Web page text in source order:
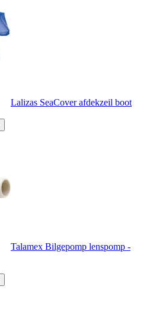
Lalizas SeaCover afdekzeil boot
Talamex Bilgepomp lenspomp -